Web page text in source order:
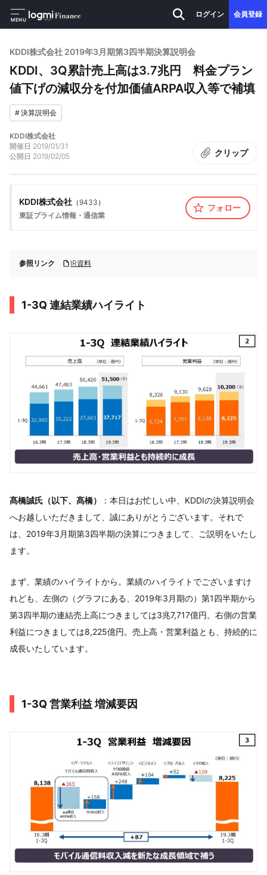
MENU
ログイン 会員登録
KDDI株式会社 2019年3月期第3四半期決算説明会
KDDI、3Q累計売上高は3.7兆円 料金プラン
値下げの減収分を付加価値ARPA収入等で補填
#決算説明会
KDDI株式会社
開催日 2019/01/31
公開日 2019/02/05 クリップ
KDDI株式会社 （ 9433 ）
東証プライム情報・通信業
フォロー
参照リンク IR資料
1-3Q 連結業績ハイライト
髙橋誠氏（以下、髙橋）
：本日はお忙しい中、KDDIの決算説明会
へお越しいただきまして、誠にありがとうございます。それで
は、2019年3月期第3四半期の決算につきまして、ご説明をいたし
ます。
まず、業績のハイライトから。業績のハイライトでございますけ
れども、左側の（グラフにある、2019年3月期の）第1四半期から
第3四半期の連結売上高につきましては3兆7,717億円。右側の営業
利益につきましては8,225億円。売上高・営業利益とも、持続的に
成長いたしています。
1-3Q 営業利益 増減要因